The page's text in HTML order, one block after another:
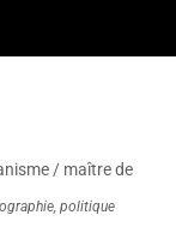
/ maître de
politique